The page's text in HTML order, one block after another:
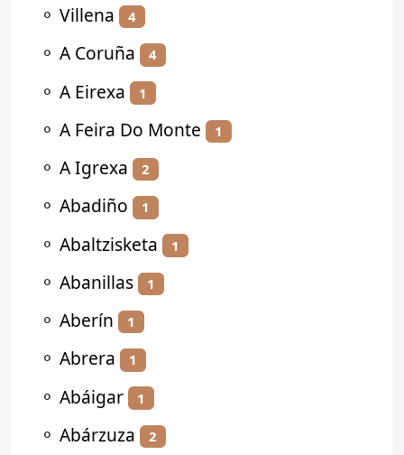
⚬ Villena 4
⚬ A Coruña 4
⚬ A Eirexa 1
⚬ A Feira Do Monte 1
⚬ A Igrexa 2
⚬ Abadiño 1
⚬ Abaltzisketa 1
⚬ Abanillas 1
⚬ Aberín 1
⚬ Abrera 1
⚬ Abáigar 1
⚬ Abárzuza 2